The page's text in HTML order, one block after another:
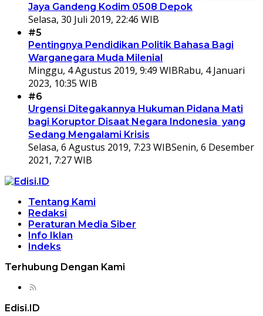
Jaya Gandeng Kodim 0508 Depok
Selasa, 30 Juli 2019, 22:46 WIB
#5
Pentingnya Pendidikan Politik Bahasa Bagi
Warganegara Muda Milenial
Minggu, 4 Agustus 2019, 9:49 WIBRabu, 4 Januari
2023, 10:35 WIB
#6
Urgensi Ditegakannya Hukuman Pidana Mati
bagi Koruptor Disaat Negara Indonesia yang
Sedang Mengalami Krisis
Selasa, 6 Agustus 2019, 7:23 WIBSenin, 6 Desember
2021, 7:27 WIB
Tentang Kami
Redaksi
Peraturan Media Siber
Info Iklan
Indeks
Terhubung Dengan Kami
Edisi.ID